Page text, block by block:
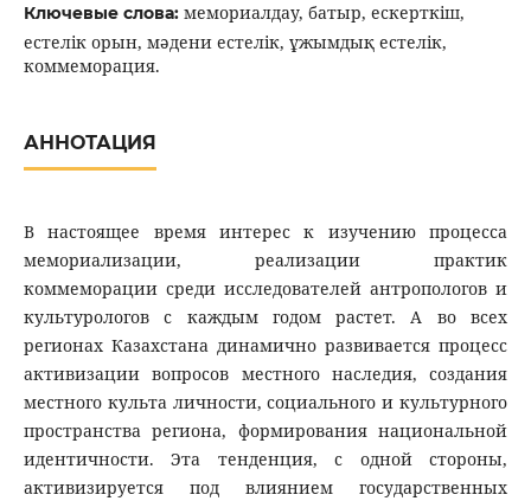
Ключевые слова: мемориалдау, батыр, ескерткіш,
естелік орын, мәдени естелік, ұжымдық естелік,
коммеморация.
АННОТАЦИЯ
В настоящее время интерес к изучению процесса
мемориализации, реализации практик
коммеморации среди исследователей антропологов и
культурологов с каждым годом растет. А во всех
регионах Казахстана динамично развивается процесс
активизации вопросов местного наследия, создания
местного культа личности, социального и культурного
пространства региона, формирования национальной
идентичности. Эта тенденция, с одной стороны,
активизируется под влиянием государственных